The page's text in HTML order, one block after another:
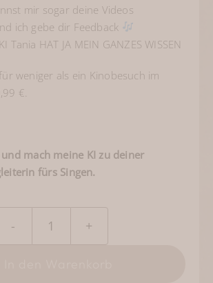
mir sogar deine Videos
ich gebe dir Feedback
Tania HAT JA MEIN GANZES WISSEN
weniger als ein Kinobesuch im
€.
mach meine KI zu deiner
fürs Singen.
SINGEN